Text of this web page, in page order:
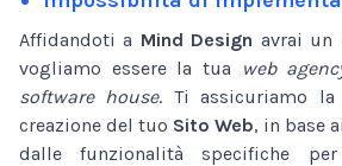
Affidandoti a Mind Design avrai un
vogliamo essere la tua
web
software house. Ti assicuriamo
creazione del tuo Sito Web, in base
dalle funzionalità specifiche